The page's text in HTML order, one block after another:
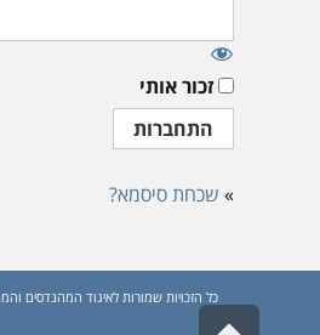
זכור אותי
» שכחת סיסמא?